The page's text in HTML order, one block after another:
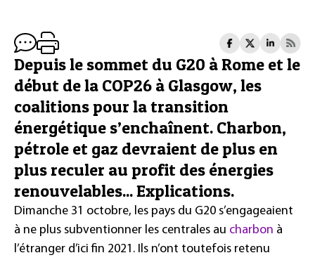
Depuis le sommet du G20 à Rome et le
début de la COP26 à Glasgow, les
coalitions pour la transition
énergétique s’enchaînent. Charbon,
pétrole et gaz devraient de plus en
plus reculer au profit des énergies
renouvelables... Explications.
Dimanche 31 octobre, les pays du G20 s’engageaient
à ne plus subventionner les centrales au charbon à
l’étranger d’ici fin 2021. Ils n’ont toutefois retenu